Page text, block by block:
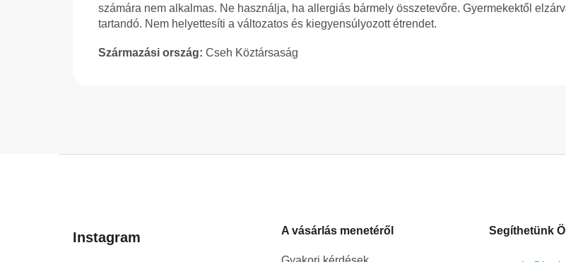
számára nem alkalmas. Ne használja, ha allergiás bármely összetevőre. Gyermekektől
tartandó. Nem helyettesíti a változatos és kiegyensúlyozott étrendet.
Származási ország: Cseh Köztársaság
Instagram A vásárlás menetéről Segíthetünk